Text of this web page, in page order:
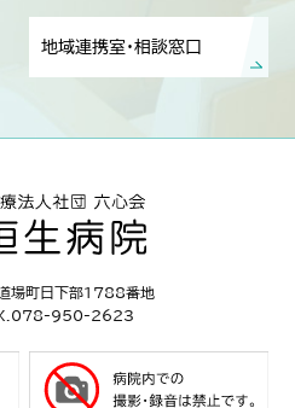
地域連携室・相談窓口
場町日下部1788番地
950-2623